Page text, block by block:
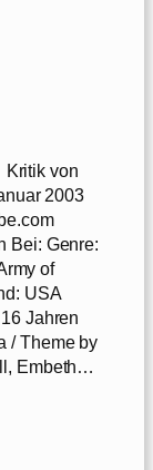
von
2003
Bei: Genre:
of
USA
Jahren
/ Theme by
Embeth…